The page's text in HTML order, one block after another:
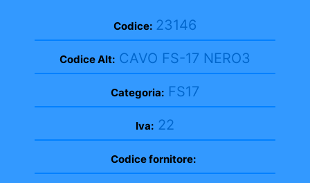
Codice: 23146
Codice Alt: CAVO FS-17 NERO3
Categoria: FS17
Iva: 22
Codice fornitore: